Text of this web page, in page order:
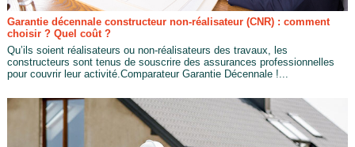
Garantie décennale constructeur non-réalisateur (CNR) : comment
choisir ? Quel coût ?
Qu’ils soient réalisateurs ou non-réalisateurs des travaux, les
constructeurs sont tenus de souscrire des assurances professionnelles
pour couvrir leur activité.Comparateur Garantie Décennale !...